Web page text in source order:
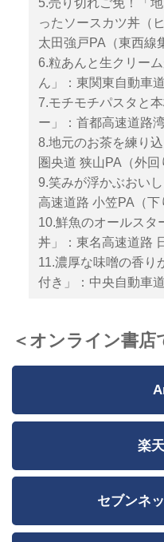
5.売り切れご免！「
ったソースカツ丼（
太田強戸PA（東西線
6.粒あんと生クリー
ん」：東関東自動車
7.モチモチパスタと
ー」：首都高速道路
8.地元のお茶を練り
圏央道 狭山PA（外回
9.笑みが浮かぶおい
高速道路 小笠PA（下
10.鮮魚のオールスタ
丼」：東名高速道路
11.濃厚な味噌の香り
付き」：中央自動車
＜オンライン書店
楽
セブンネ